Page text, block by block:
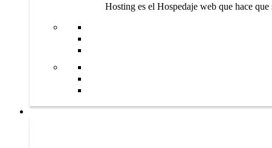
Hosting es el Hospedaje web que hace